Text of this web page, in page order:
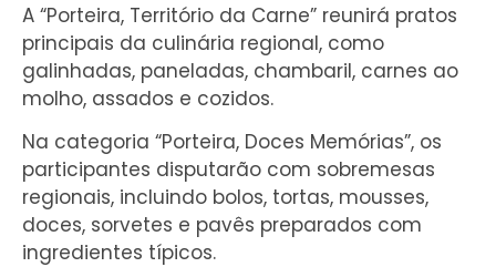
A “Porteira, Território da Carne” reunirá pratos
principais da culinária regional, como
galinhadas, paneladas, chambaril, carnes ao
molho, assados e cozidos.
Na categoria “Porteira, Doces Memórias”, os
participantes disputarão com sobremesas
regionais, incluindo bolos, tortas, mousses,
doces, sorvetes e pavês preparados com
ingredientes típicos.